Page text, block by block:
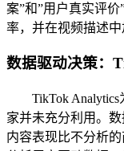
案”和”用户真实评
率，并在视频描述中
数据驱动决策：
TikTok
家并未充分利用。
内容表现比不分析